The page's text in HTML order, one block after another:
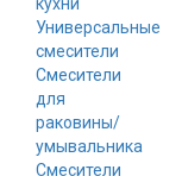
Универсальные
смесители
Смесители
для
раковины/
умывальника
Смесители